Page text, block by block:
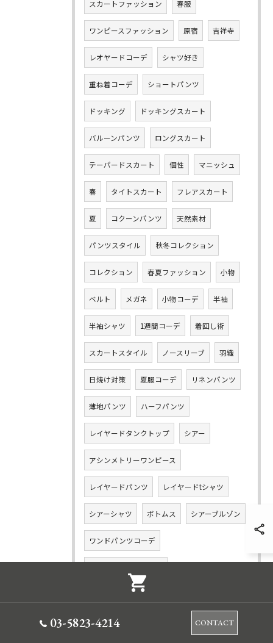
スカートファッション 春服
ワンピースファッション 原宿 吉祥寺
レオヤードコーデ シャツ好き
重ね着コーデ ショートパンツ
ドッキング ドッキングスカート
バルーンパンツ ロングスカート
テーパードスカート 個性 マニッシュ
春 タイトスカート フレアスカート
夏 コクーンパンツ 天然素材
パンツスタイル 秋冬コレクション
コレクション 春夏ファッション 小物
ベルト メガネ 小物コーデ 半袖
半袖シャツ 1週間コーデ 着回し術
スカートスタイル ノースリーブ 羽織
日焼け対策 夏服コーデ リネンパンツ
薄地パンツ ハーフパンツ
レイヤードタンクトップ シアー
アシンメトリーワンピース
レイヤードパンツ レイヤードtシャツ
シアーシャツ ボトムス シアーブルゾン
ワンドパンツコーデ
ワイドショートパンツコーデ
レイヤードパンツコーデ レース
03-5823-4214 CONTACT